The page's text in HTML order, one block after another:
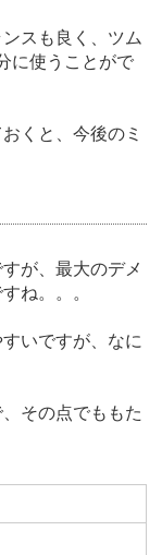
スも良く、ツム
に使うことがで
くと、今後のミ
が、最大のデメ
ね。。。
いですが、なに
その点でももた